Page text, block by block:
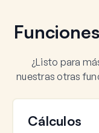
¿Listo para
nuestras otras
Cálculos